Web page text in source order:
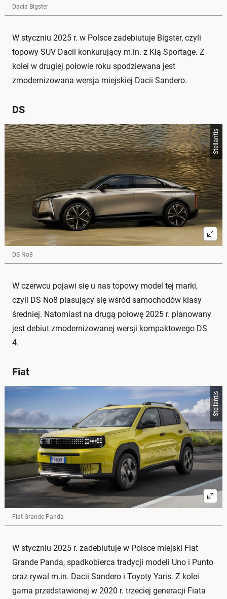
Dacia Bigster
W styczniu 2025 r. w Polsce zadebiutuje Bigster, czyli
topowy SUV Dacii konkurujący m.in. z Kią Sportage. Z
kolei w drugiej połowie roku spodziewana jest
zmodernizowana wersja miejskiej Dacii Sandero.
DS
Stellantis
DS No8
W czerwcu pojawi się u nas topowy model tej marki,
czyli DS No8 plasujący się wśród samochodów klasy
średniej. Natomiast na drugą połowę 2025 r. planowany
jest debiut zmodernizowanej wersji kompaktowego DS
4.
Fiat
Stellantis
Fiat Grande Panda
W styczniu 2025 r. zadebiutuje w Polsce miejski Fiat
Grande Panda, spadkobierca tradycji modeli Uno i Punto
oraz rywal m.in. Dacii Sandero i Toyoty Yaris. Z kolei
gama przedstawionej w 2020 r. trzeciej generacji Fiata